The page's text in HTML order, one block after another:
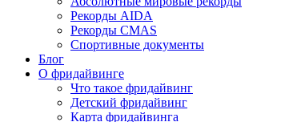
Рекорды AIDA
Рекорды CMAS
Спортивные документы
Блог
О фридайвинге
Что такое фридайвинг
Детский фридайвинг
Карта фридайвинга